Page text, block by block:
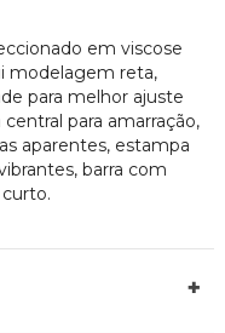
em viscose
modelagem reta,
para melhor ajuste
para amarração,
aparentes, estampa
barra com